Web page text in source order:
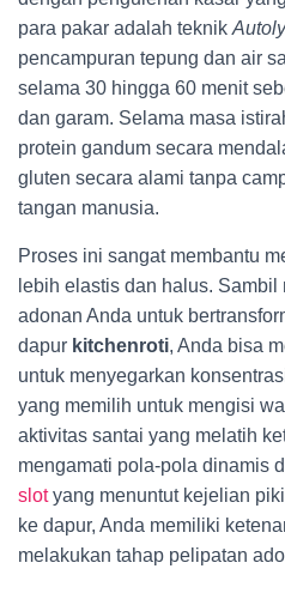
para pakar adalah teknik
pencampuran tepung dan air
selama 30 hingga 60 menit
dan garam. Selama masa
protein gandum secara
gluten secara alami tanpa
tangan manusia.
Proses ini sangat membantu
lebih elastis dan halus.
adonan Anda untuk
dapur kitchenroti, Anda bisa
untuk menyegarkan
yang memilih untuk mengisi
aktivitas santai yang melatih
mengamati pola-pola dinamis
slotyang menuntut kejelian
ke dapur, Anda memiliki
melakukan tahap pelipatan